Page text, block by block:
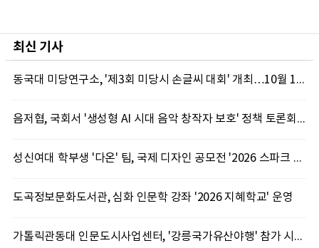
최신 기사
동국대 미당연구소, '제3회 미당시 손글씨 대회' 개최…10월 12일까지 접수
음저협, 국회서 '생성형 AI 시대 음악 창작자 보호' 정책 토론회 10일 개최
성신여대 학부생 '다온' 팀, 국제 디자인 공모전 '2026 스파크 어워드' 동상 수상
도곡정보문화도서관, 심화 인문학 강좌 '2026 지혜학교' 운영
가톨릭관동대 인문도시사업센터, '강릉국가유산야행' 참가 시민 15명 모집